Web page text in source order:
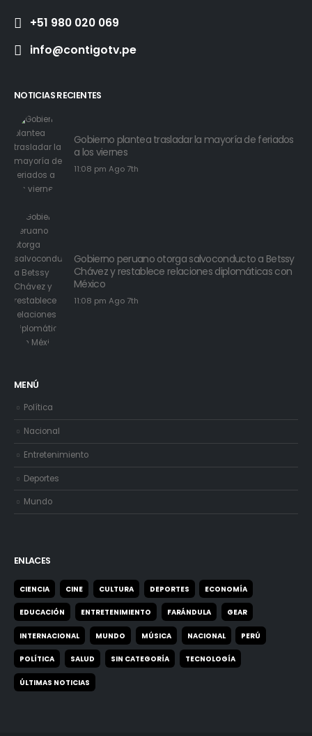
+51 980 020 069
info@contigotv.pe
NOTICIAS RECIENTES
Gobierno plantea trasladar la mayoría de feriados
a los viernes
11:08 pm Ago 7th
Gobierno peruano otorga salvoconducto a Betssy
Chávez y restablece relaciones diplomáticas con
México
11:08 pm Ago 7th
MENÚ
Política
Nacional
Entretenimiento
Deportes
Mundo
ENLACES
CIENCIA CINE CULTURA DEPORTES ECONOMÍA
EDUCACIÓN ENTRETENIMIENTO FARÁNDULA GEAR
INTERNACIONAL MUNDO MÚSICA NACIONAL PERÚ
POLÍTICA SALUD SIN CATEGORÍA TECNOLOGÍA
ÚLTIMAS NOTICIAS